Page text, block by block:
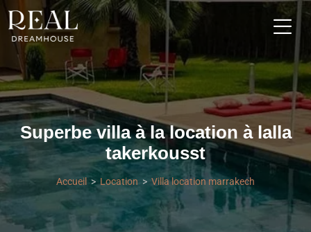
Superbe villa à la location à lalla
takerkousst
Accueil Location Villa location marrakech